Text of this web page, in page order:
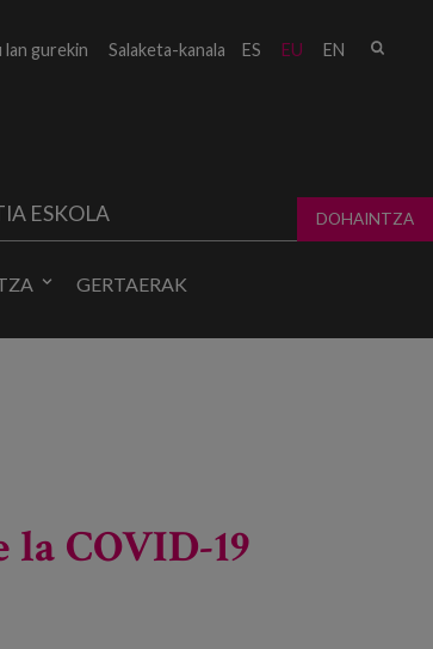
ES EU EN
lan gurekin Salaketa-kanala
ESKOLA DOHAINTZA
GERTAERAK
COVID-19